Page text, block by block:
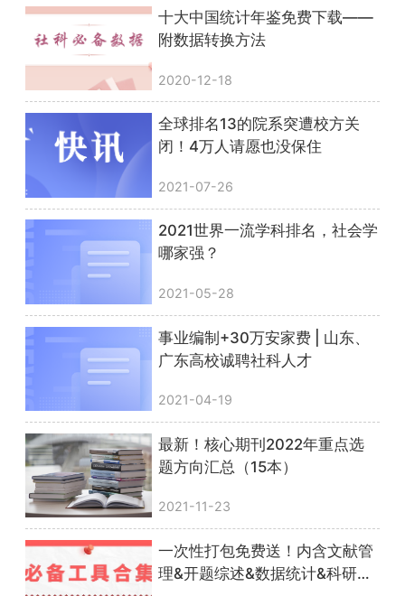
十大中国统计年鉴免费下载——
附数据转换方法
2020-12-18
全球排名13的院系突遭校方关
闭！4万人请愿也没保住
2021-07-26
2021世界一流学科排名，社会学
哪家强？
2021-05-28
事业编制+30万安家费 | 山东、
广东高校诚聘社科人才
2021-04-19
最新！核心期刊2022年重点选
题方向汇总（15本）
2021-11-23
一次性打包免费送！内含文献管
理&开题综述&数据统计&科研绘